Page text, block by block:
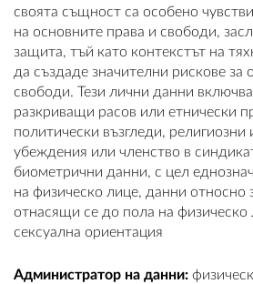
своята същност са особено
на основните права и свободи,
защита, тъй като контекстът на
да създаде значителни рискове за
свободи. Тези лични данни
разкриващи расов или етнически
политически възгледи,
убеждения или членство в
биометрични данни, с цел
на физическо лице, данни относно
отнасящи се до пола на физическо
сексуална ориентация
Администратор на данни: